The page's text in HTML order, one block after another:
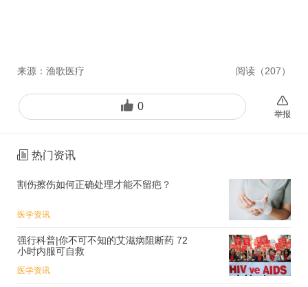
来源： 渔歌医疗 阅读（207）
0
举报
热门资讯
割伤擦伤如何正确处理才能不留疤？
医学资讯
强行科普|你不可不知的艾滋病阻断药 72
小时内服可自救
医学资讯